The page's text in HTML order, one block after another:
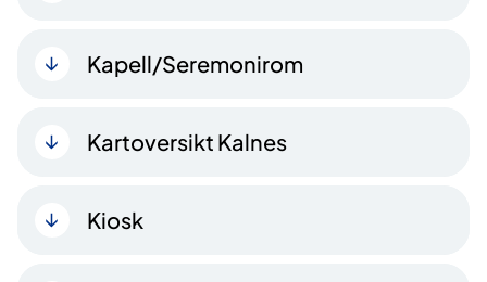
Kapell/Seremonirom
Kartoversikt Kalnes
Kiosk